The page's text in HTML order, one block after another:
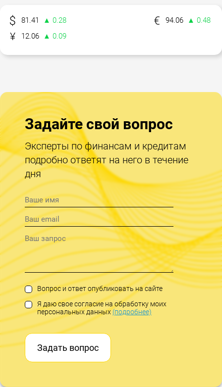
81.41 ▲ 0.28 94.06
▲ 0.48
12.06
▲ 0.09
Задайте свой вопрос
Эксперты по финансам и кредитам
подробно ответят на него в течение
дня
Вопрос и ответ опубликовать на сайте
Я даю свое согласие на обработку моих
персональных данных(подробнее)
Задать вопрос